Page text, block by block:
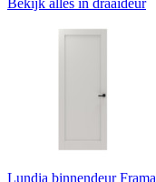
Bekijk alles in draaideur
Lundia binnendeur